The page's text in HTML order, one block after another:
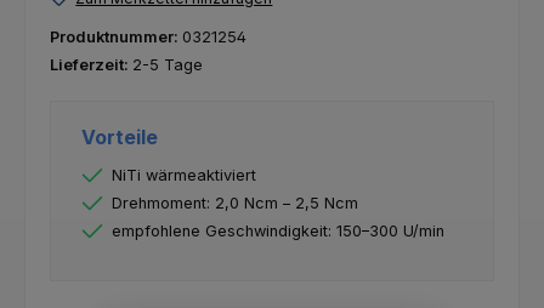
Produktnummer: 0321254
Lieferzeit: 2-5 Tage
Vorteile
NiTi wärmeaktiviert
Drehmoment: 2,0 Ncm – 2,5 Ncm
empfohlene Geschwindigkeit: 150–300 U/min